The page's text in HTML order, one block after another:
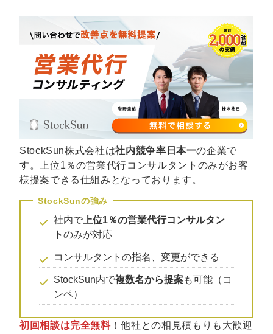
マーケマネージャー
カスタマーサクセスマネージャー
常勤監査役
StockSun株式会社は社内競争率日本一の企業で
す。上位1％の営業代行コンサルタントのみがお客
様提案できる仕組みとなっております。
社内で 上位1％の営業代行コンサルタン
トのみが対応
コンサルタントの指名、変更ができる
StockSun内で複数名から提案も可能（コ
ンペ）
初回相談は完全無料！他社との相見積もりも大歓迎